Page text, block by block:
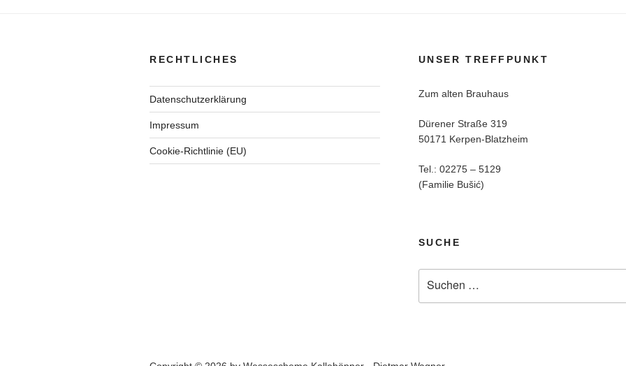
RECHTLICHES
Datenschutzerklärung
Impressum
Cookie-Richtlinie (EU)
UNSER TREFFPUNKT
Zum alten Brauhaus
Dürener Straße 319
50171 Kerpen-Blatzheim
Tel.: 02275 – 5129
(Familie Bušić)
SUCHE
nach: